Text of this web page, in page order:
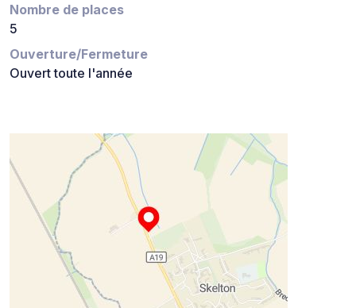
Nombre de places
5
Ouverture/Fermeture
Ouvert toute l'année